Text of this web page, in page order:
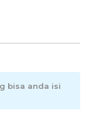
bisa anda isi